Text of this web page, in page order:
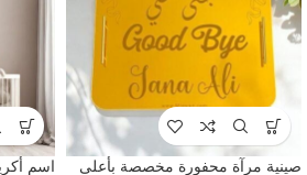
صينية مرآة محفورة مخصصة بأعلى